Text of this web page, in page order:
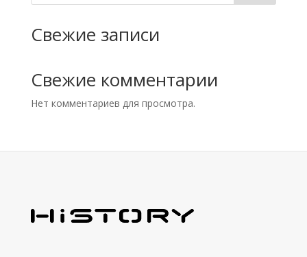
Свежие записи
Свежие комментарии
Нет комментариев для просмотра.